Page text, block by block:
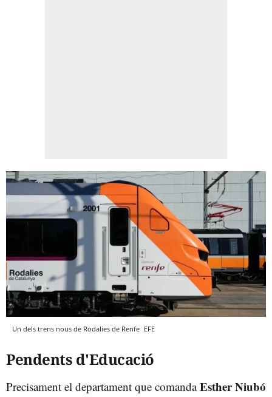
Un dels trens nous de Rodalies de Renfe EFE
Pendents d'Educació
Precisament el departament que comandaEsther Niubó